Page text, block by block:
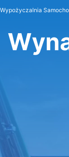
Wypożyczalnia